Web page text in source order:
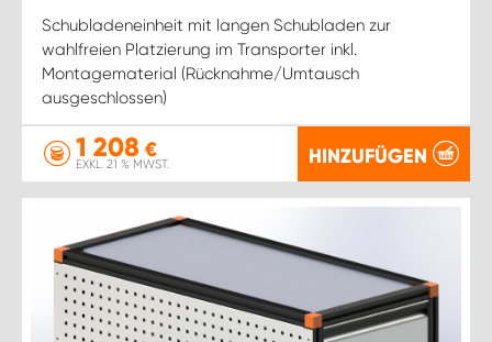
Schubladeneinheit mit langen Schubladen zur
wahlfreien Platzierung im Transporter inkl.
Montagematerial (Rücknahme/Umtausch
ausgeschlossen)
1 208 €
EXKL. 21 % MWST. HINZUFÜGEN